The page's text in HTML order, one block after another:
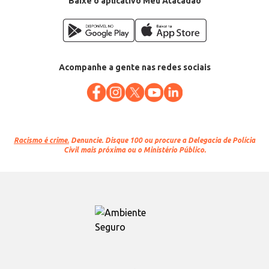
Acompanhe a gente nas redes sociais
Racismo é crime. Denuncie. Disque 100 ou procure a Delegacia de Polícia
Civil mais próxima ou o Ministério Público.